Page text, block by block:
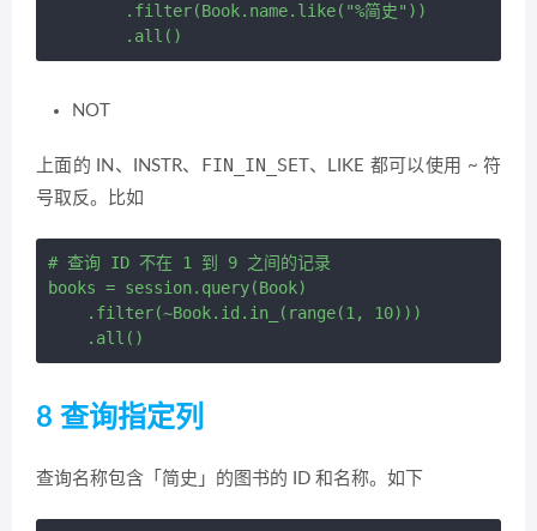
        .filter(Book.name.like("%简史"))
NOT
上面的 IN、INSTR、 FIN_IN_SET、LIKE 都可以使用 ~ 符
号取反。比如
# 查询 ID 不在 1 到 9 之间的记录
books = session.query(Book)
    .filter(~Book.id.in_(range(1, 10)))
8 查询指定列
查询名称包含「简史」的图书的 ID 和名称。如下